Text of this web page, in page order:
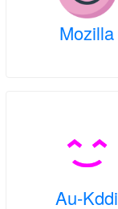
Mozilla
Au-Kddi